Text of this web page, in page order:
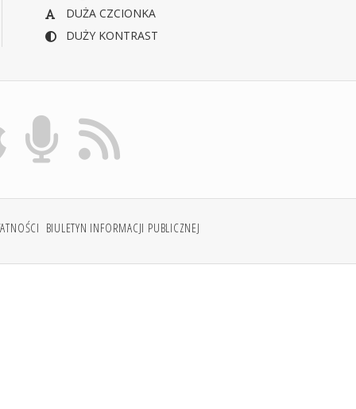
DUŻA CZCIONKA
DUŻY KONTRAST
BIULETYN INFORMACJI PUBLICZNEJ